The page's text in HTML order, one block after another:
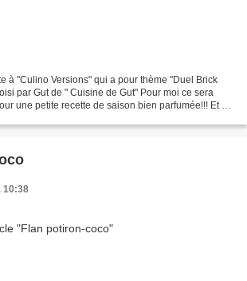
à "Culino Versions" qui a pour thème "Duel Brick
par Gut de " Cuisine de Gut" Pour moi ce sera
une petite recette de saison bien parfumée!!! Et si
10:38